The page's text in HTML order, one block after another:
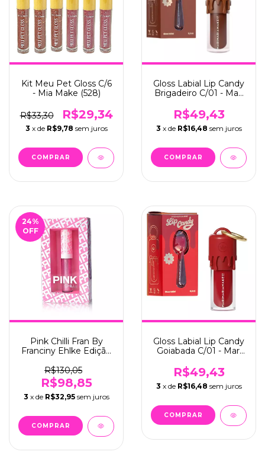
Kit Meu Pet Gloss C/6
- Mia Make (528)
R$33,30 R$29,34
3 x de R$9,78 sem juros
Gloss Labial Lip Candy
Brigadeiro C/01 - Mari
R$49,43
3 x de R$16,48 sem juros
24%
OFF
Pink Chilli Fran By
Franciny Ehlke Edição
(50202)
R$130,05
R$98,85
3 x de R$32,95 sem juros
Gloss Labial Lip Candy
Goiabada C/01 - Mari
R$49,43
3 x de R$16,48 sem juros